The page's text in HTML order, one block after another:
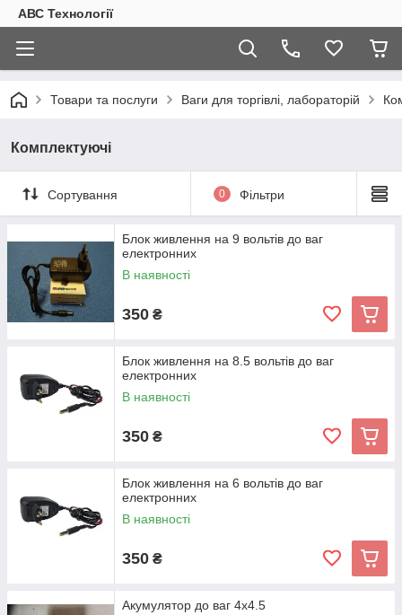
АВС Технології
Товари та послуги Ваги для торгівлі, лабораторій
Комплектуючі
Сортування 0 Фільтри
Блок живлення на 9 вольтів до ваг
електронних
В наявності
350 ₴
Блок живлення на 8.5 вольтів до ваг
електронних
В наявності
350 ₴
Блок живлення на 6 вольтів до ваг
електронних
В наявності
350 ₴
Акумулятор до ваг 4х4.5